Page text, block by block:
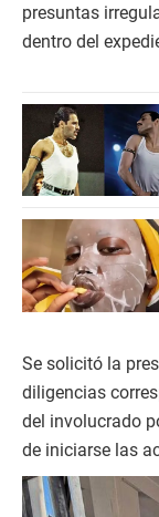
presuntas
dentro del
Se solicitó la
diligencias
del involucrado
de iniciarse las